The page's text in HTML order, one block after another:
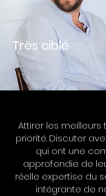
Très ciblé
Attirer les
priorité. Discuter
qui ont une
approfondie de
réelle expertise du
intégrante de